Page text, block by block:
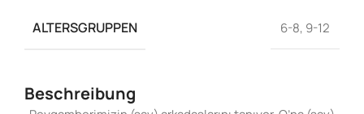
ALTERSGRUPPEN 6-8, 9-12
Beschreibung